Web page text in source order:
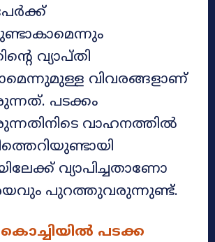
വ്യാപ്തി
വിവരങ്ങളാണ്
പടക്കം
വാഹനത്തിൽ
വ്യാപിച്ചതാണോ
പുറത്തുവരുന്നുണ്ട്.
കൊച്ചിയിൽ പടക്ക